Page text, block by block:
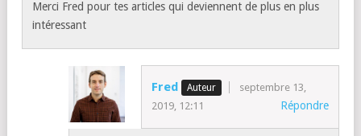
Merci Fred pour tes articles qui deviennent de plus en plus
intéressant
Fred
septembre 13,
2019, 12:11
Répondre